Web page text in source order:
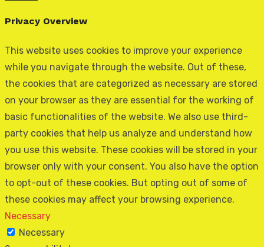
Privacy Overview
This website uses cookies to improve your experience
while you navigate through the website. Out of these,
the cookies that are categorized as necessary are stored
on your browser as they are essential for the working of
basic functionalities of the website. We also use third-
party cookies that help us analyze and understand how
you use this website. These cookies will be stored in your
browser only with your consent. You also have the option
to opt-out of these cookies. But opting out of some of
these cookies may affect your browsing experience.
Necessary
Necessary